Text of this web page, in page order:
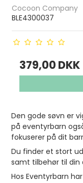
Cocoon Company
BLE4300037
379,00 DKK
Den gode søvn er
på eventyrbarn
fokuserer på dit
Du finder et stort
samt tilbehør til din
Hos Eventyrbarn